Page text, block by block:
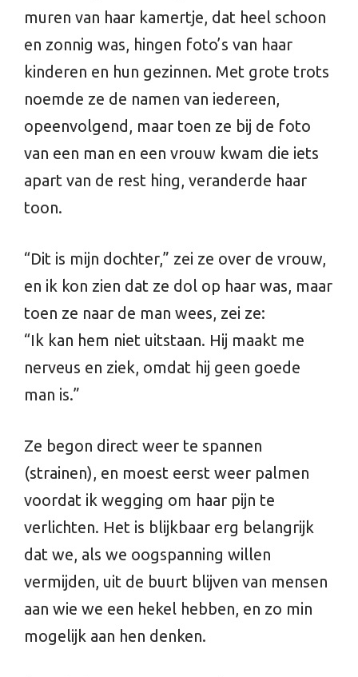
muren van haar kamertje, dat heel schoon
en zonnig was, hingen foto’s van haar
kinderen en hun gezinnen. Met grote trots
noemde ze de namen van iedereen,
opeenvolgend, maar toen ze bij de foto
van een man en een vrouw kwam die iets
apart van de rest hing, veranderde haar
toon.
“Dit is mijn dochter,” zei ze over de vrouw,
en ik kon zien dat ze dol op haar was, maar
toen ze naar de man wees, zei ze:
“Ik kan hem niet uitstaan. Hij maakt me
nerveus en ziek, omdat hij geen goede
man is.”
Ze begon direct weer te spannen
(strainen), en moest eerst weer palmen
voordat ik wegging om haar pijn te
verlichten. Het is blijkbaar erg belangrijk
dat we, als we oogspanning willen
vermijden, uit de buurt blijven van mensen
aan wie we een hekel hebben, en zo min
mogelijk aan hen denken.